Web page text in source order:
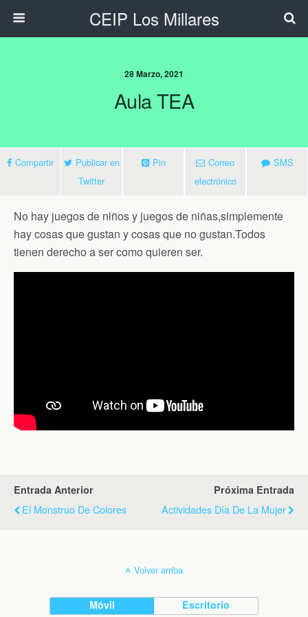
CEIP Los Millares
28 Marzo, 2021
Aula TEA
Compartir
Publicar en
Twitter
Pin
Correo
electrónico
SMS
No hay juegos de niños y juegos de niñas,simplemente
hay cosas que gustan y cosas que no gustan.Todos
tienen derecho a ser como quieren ser.
Entrada Anterior
El Monstruo De Colores
Próxima Entrada
Actividades Día De La Mujer
Volver arriba
Móvil Escritorio